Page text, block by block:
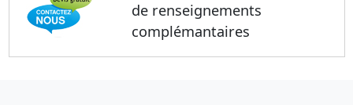
de renseignements
complémantaires